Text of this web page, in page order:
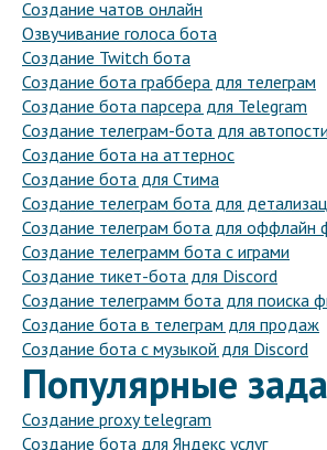
Создание чатов онлайн
Озвучивание голоса бота
Создание Twitch бота
Создание бота граббера для телеграм
Создание бота парсера для Telegram
Создание телеграм-бота для
Создание бота на аттернос
Создание бота для Стима
Создание телеграм бота для
Создание телеграм бота для оффлайн
Создание телеграмм бота с играми
Создание тикет-бота для Discord
Создание телеграмм бота для поиска
Создание бота в телеграм для продаж
Создание бота с музыкой для Discord
Популярные
Создание proxy telegram
Создание бота для Яндекс услуг